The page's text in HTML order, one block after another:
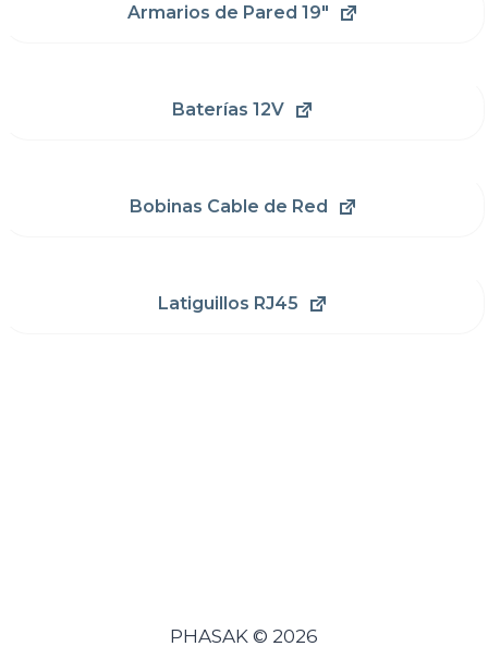
Armarios de Pared 19"
Baterías 12V
Bobinas Cable de Red
Latiguillos RJ45
PHASAK © 2026